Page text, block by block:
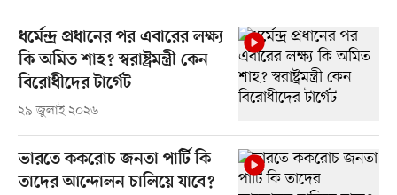
ধর্মেন্দ্র প্রধানের পর এবারের লক্ষ্য
কি অমিত শাহ? স্বরাষ্ট্রমন্ত্রী কেন
বিরোধীদের টার্গেট
২৯ জুলাই ২০২৬
ভারতে ককরোচ জনতা পার্টি কি
তাদের আন্দোলন চালিয়ে যাবে?